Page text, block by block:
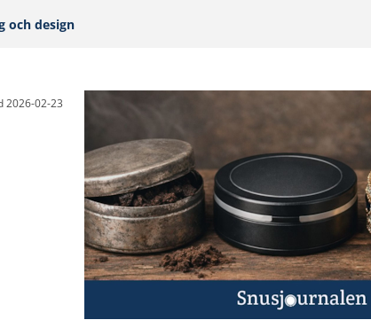
och design‎
2026-02-23